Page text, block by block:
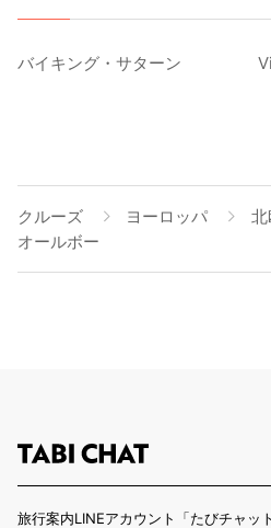
バイキング・サターン
クルーズ ヨーロッパ 北
オールボー
旅行案内LINEアカウント「たびチャッ